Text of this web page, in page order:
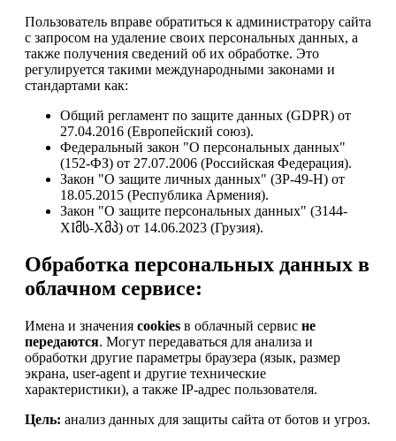
Пользователь вправе обратиться к администратору сайта
с запросом на удаление своих персональных данных, а
также получения сведений об их обработке. Это
регулируется такими международными законами и
стандартами как:
Общий регламент по защите данных (GDPR) от
27.04.2016 (Европейский союз).
Федеральный закон "О персональных данных"
(152-ФЗ) от 27.07.2006 (Российская Федерация).
Закон "О защите личных данных" (ЗР-49-Н) от
18.05.2015 (Республика Армения).
Закон "О защите персональных данных" (3144-
XIმს-Xმპ) от 14.06.2023 (Грузия).
Обработка персональных данных в
облачном сервисе:
Имена и значения cookies в облачный сервис не
передаются. Могут передаваться для анализа и
обработки другие параметры браузера (язык, размер
экрана, user-agent и другие технические
характеристики), а также IP-адрес пользователя.
Цель: анализ данных для защиты сайта от ботов и угроз.